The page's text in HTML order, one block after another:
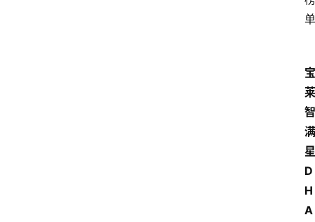
单
宝
莱
智
满
星
D
H
A